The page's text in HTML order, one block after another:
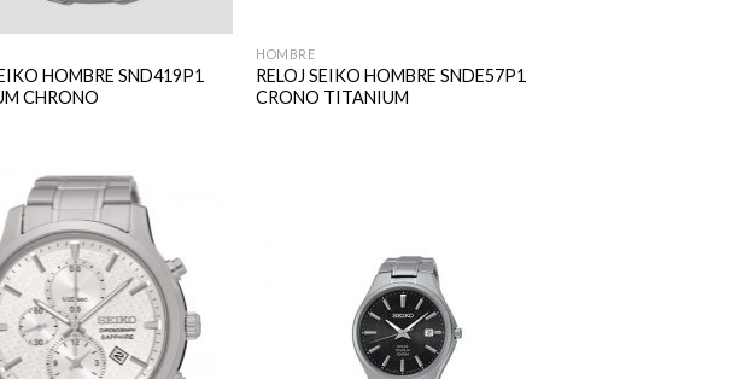
HOMBRE SND419P1
CHRONO
HOMBRE
RELOJ SEIKO HOMBRE SNDE57P1
CRONO TITANIUM